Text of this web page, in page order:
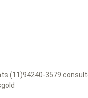
(11)94240-3579